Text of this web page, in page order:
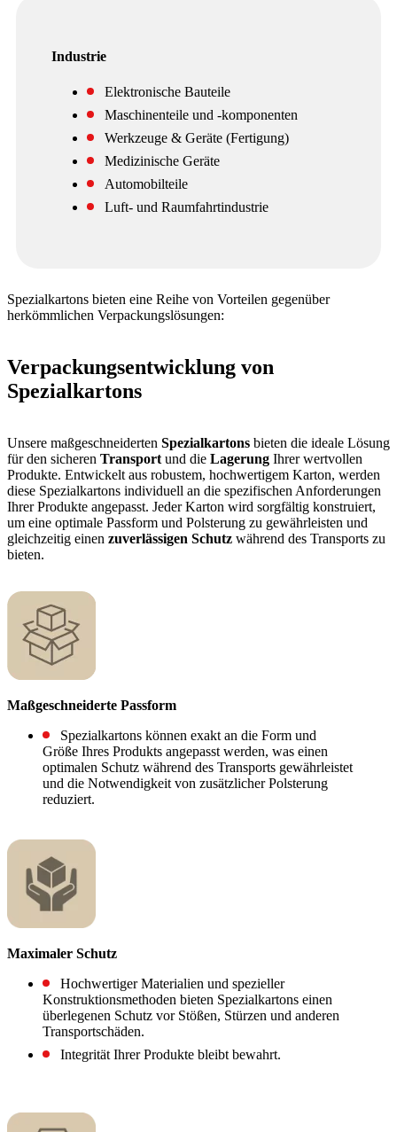
Industrie
Elektronische Bauteile
Maschinenteile und -komponenten
Werkzeuge & Geräte (Fertigung)
Medizinische Geräte
Automobilteile
Luft- und Raumfahrtindustrie
Spezialkartons bieten eine Reihe von Vorteilen gegenüber
herkömmlichen Verpackungslösungen:
Verpackungsentwicklung von
Spezialkartons
Unsere maßgeschneiderten Spezialkartons bieten die ideale Lösung
für den sicheren Transport und die Lagerung Ihrer wertvollen
Produkte. Entwickelt aus robustem, hochwertigem Karton, werden
diese Spezialkartons individuell an die spezifischen Anforderungen
Ihrer Produkte angepasst. Jeder Karton wird sorgfältig konstruiert,
um eine optimale Passform und Polsterung zu gewährleisten und
gleichzeitig einen zuverlässigen Schutz während des Transports zu
bieten.
Maßgeschneiderte Passform
Spezialkartons können exakt an die Form und
Größe Ihres Produkts angepasst werden, was einen
optimalen Schutz während des Transports gewährleistet
und die Notwendigkeit von zusätzlicher Polsterung
reduziert.
Maximaler Schutz
Hochwertiger Materialien und spezieller
Konstruktionsmethoden bieten Spezialkartons einen
überlegenen Schutz vor Stößen, Stürzen und anderen
Transportschäden.
Integrität Ihrer Produkte bleibt bewahrt.